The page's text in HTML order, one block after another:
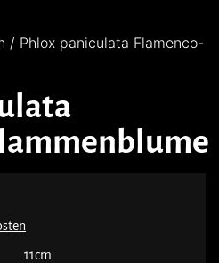
/ Phlox paniculata Flamenco-
11cm